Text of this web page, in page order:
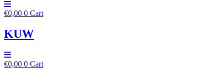
€0,00 0 Cart
KUW
€0,00 0 Cart